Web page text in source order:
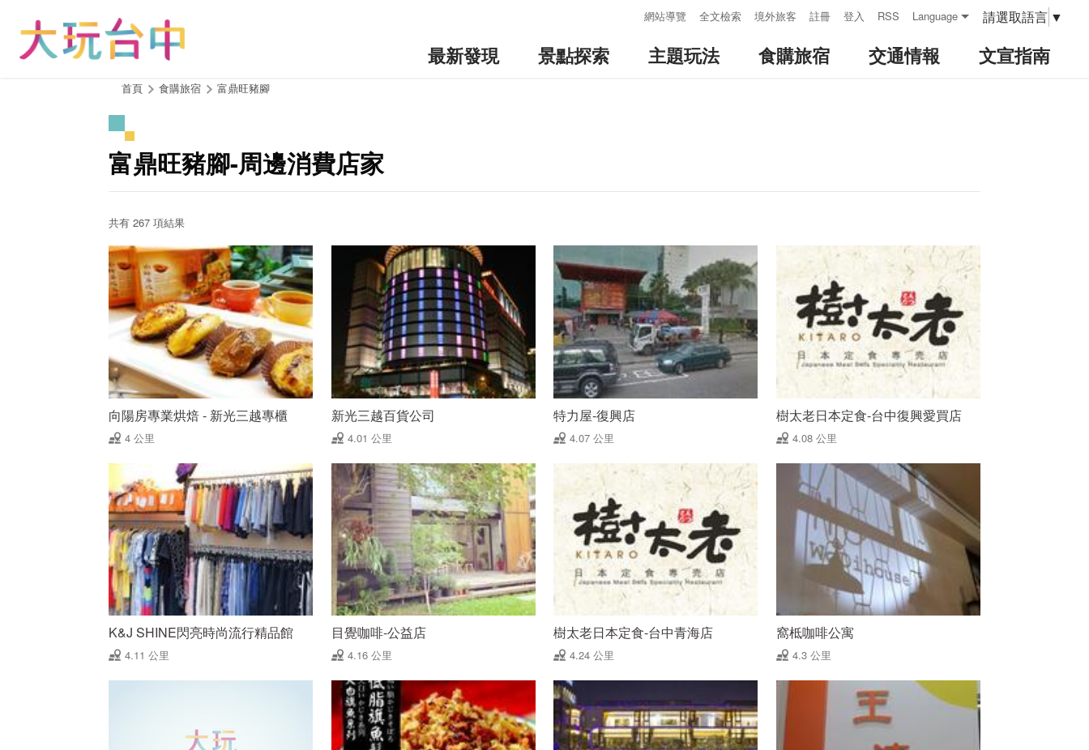
網站導覽 全文檢索 境外旅客 註冊 登入 RSS Language 請選取語言 ▼
最新發現 景點探索 主題玩法 食購旅宿 交通情報 文宣指南
首頁 食購旅宿 富鼎旺豬腳
富鼎旺豬腳-周邊消費店家
共有 267 項結果
向陽房專業烘焙 - 新光三越專櫃
4 公里
新光三越百貨公司
4.01 公里
特力屋-復興店
4.07 公里
樹太老日本定食-台中復興愛買店
4.08 公里
K&J SHINE閃亮時尚流行精品館
4.11 公里
目覺咖啡-公益店
4.16 公里
樹太老日本定食-台中青海店
4.24 公里
窩柢咖啡公寓
4.3 公里